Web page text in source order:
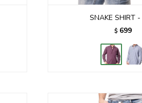
SNAKE SHIRT -
$ 699